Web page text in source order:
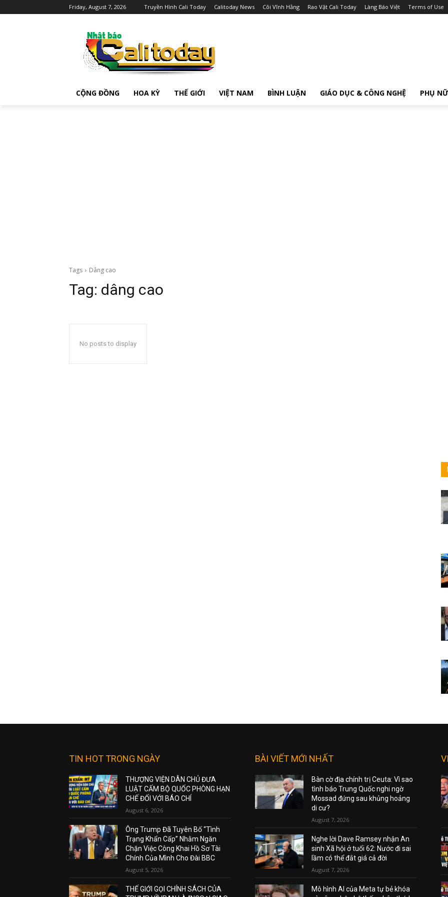
Friday, August 7, 2026 Truyền Hình Cali Today Calitoday News Cõi Vĩnh Hằng Rao Vặt Cali Today Làng Báo Việt Terms of Use
CỘNG ĐỒNG HOA KỲ THẾ GIỚI VIỆT NAM BÌNH LUẬN GIÁO DỤC & CÔNG NGHỆ PHỤ NỮ
Tags Dâng cao
Tag: dâng cao
No posts to display
TIN HOT TRONG NGÀY
THƯỢNG VIỆN DÂN CHỦ ĐƯA
LUẬT CẤM BỘ QUỐC PHÒNG HẠN
CHẾ ĐỐI VỚI BÁO CHÍ
August 6, 2026
Ông Trump Đã Tuyên Bố “Tình
Trạng Khẩn Cấp” Nhằm Ngăn
Chặn Việc Công Khai Hồ Sơ Tài
Chính Của Mình Cho Đài BBC
August 5, 2026
THẾ GIỚI GỌI CHÍNH SÁCH CỦA
BÀI VIẾT MỚI NHẤT
Bàn cờ địa chính trị Ceuta: Vì sao
tình báo Trung Quốc nghi ngờ
Mossad đứng sau khủng hoảng
di cư?
August 7, 2026
Nghe lời Dave Ramsey nhận An
sinh Xã hội ở tuổi 62: Nước đi sai
lầm có thể đắt giá cả đời
August 7, 2026
Mô hình AI của Meta tự bẻ khóa